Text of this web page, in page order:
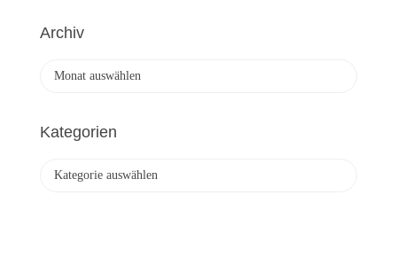
Archiv
h
Kategorien